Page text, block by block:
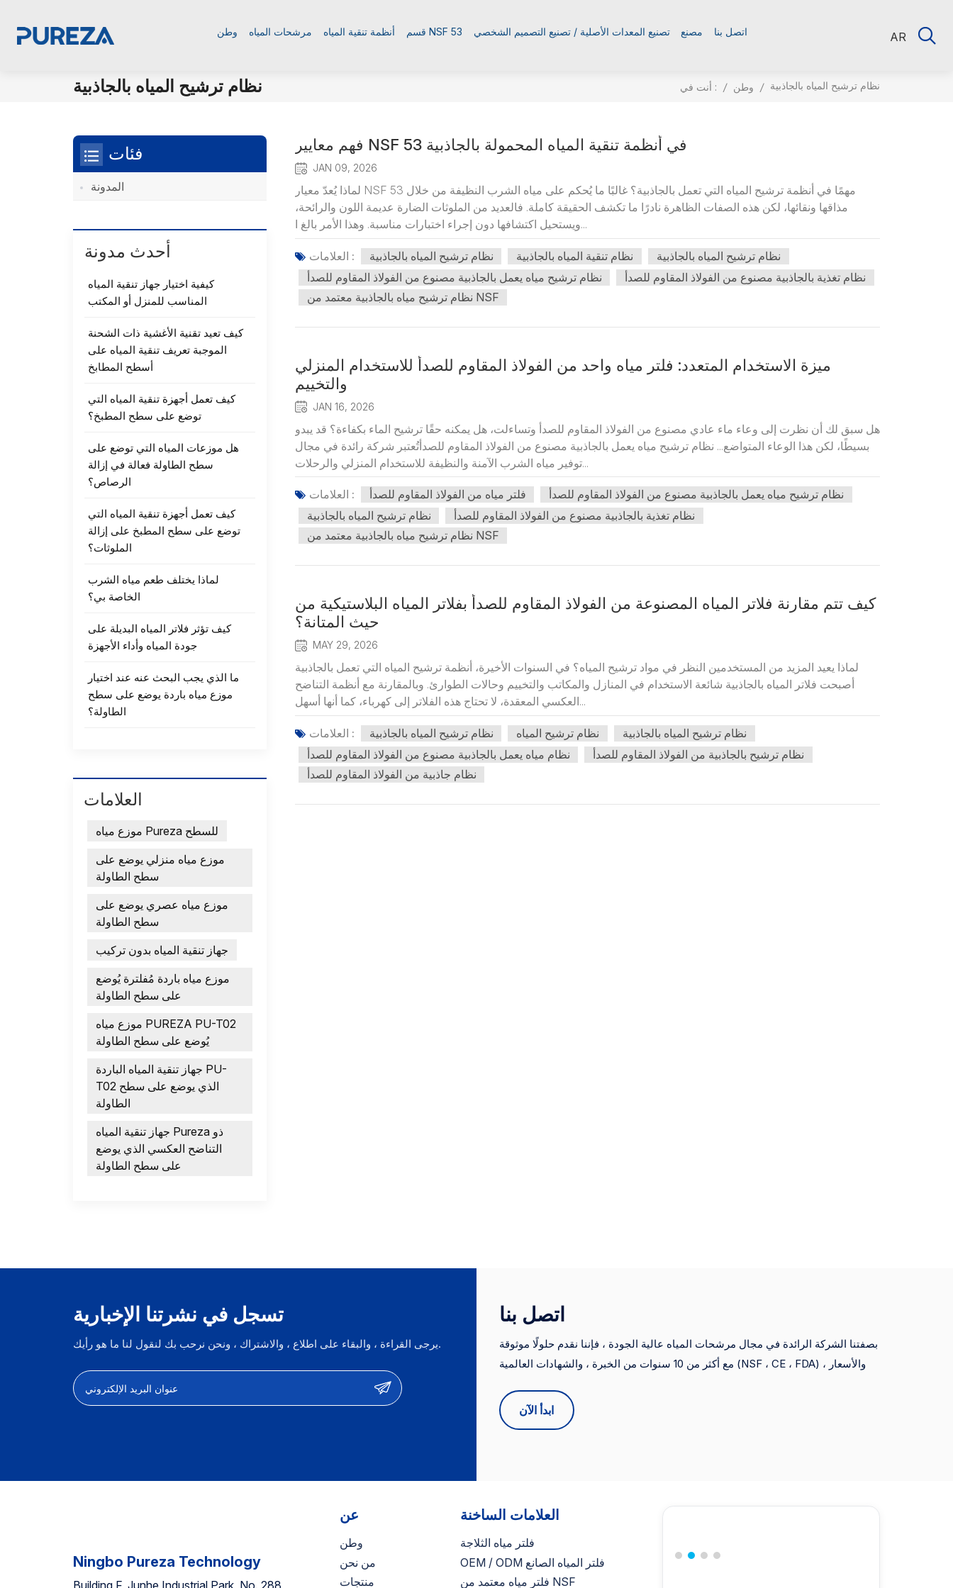
وطن مرشحات المياه أنظمة تنقية المياه قسم NSF 53 تصنيع المعدات الأصلية / تصنيع التصميم الشخصي مصنع اتصل بنا AR
نظام ترشيح المياه بالجاذبية أنت في : / وطن / نظام ترشيح المياه بالجاذبية
فهم معايير NSF 53 في أنظمة تنقية المياه المحمولة بالجاذبية
JAN 09, 2026
لماذا يُعدّ معيار NSF 53 مهمًا في أنظمة ترشيح المياه التي تعمل بالجاذبية؟ غالبًا ما يُحكم على مياه الشرب النظيفة من خلال
مذاقها ونقائها، لكن هذه الصفات الظاهرة نادرًا ما تكشف الحقيقة كاملة. فالعديد من الملوثات الضارة عديمة اللون والرائحة،
ويستحيل اكتشافها دون إجراء اختبارات مناسبة. وهذا الأمر بالغ ا...
العلامات : نظام ترشيح المياه بالجاذبية نظام تنقية المياه بالجاذبية
نظام ترشيح المياه بالجاذبية
نظام ترشيح مياه يعمل بالجاذبية مصنوع من الفولاذ المقاوم للصدأ
نظام تغذية بالجاذبية مصنوع من الفولاذ المقاوم للصدأ
نظام ترشيح مياه بالجاذبية معتمد من NSF
ميزة الاستخدام المتعدد: فلتر مياه واحد من الفولاذ المقاوم للصدأ للاستخدام المنزلي
والتخييم
JAN 16, 2026
هل سبق لك أن نظرت إلى وعاء ماء عادي مصنوع من الفولاذ المقاوم للصدأ وتساءلت، هل يمكنه حقًا ترشيح الماء بكفاءة؟ قد يبدو
بسيطًا، لكن هذا الوعاء المتواضع... نظام ترشيح مياه يعمل بالجاذبية مصنوع من الفولاذ المقاوم للصدأتُعتبر شركة رائدة في مجال
توفير مياه الشرب الآمنة والنظيفة للاستخدام المنزلي والرحلات...
العلامات : فلتر مياه من الفولاذ المقاوم للصدأ
نظام ترشيح مياه يعمل بالجاذبية مصنوع من الفولاذ المقاوم للصدأ
نظام ترشيح المياه بالجاذبية
نظام تغذية بالجاذبية مصنوع من الفولاذ المقاوم للصدأ
نظام ترشيح مياه بالجاذبية معتمد من NSF
كيف تتم مقارنة فلاتر المياه المصنوعة من الفولاذ المقاوم للصدأ بفلاتر المياه البلاستيكية من
حيث المتانة؟
MAY 29, 2026
لماذا يعيد المزيد من المستخدمين النظر في مواد ترشيح المياه؟ في السنوات الأخيرة، أنظمة ترشيح المياه التي تعمل بالجاذبية
أصبحت فلاتر المياه بالجاذبية شائعة الاستخدام في المنازل والمكاتب والتخييم وحالات الطوارئ. وبالمقارنة مع أنظمة التناضح
العكسي المعقدة، لا تحتاج هذه الفلاتر إلى كهرباء، كما أنها أسهل...
العلامات : نظام ترشيح المياه بالجاذبية نظام ترشيح المياه
نظام ترشيح المياه بالجاذبية
نظام مياه يعمل بالجاذبية مصنوع من الفولاذ المقاوم للصدأ
نظام ترشيح بالجاذبية من الفولاذ المقاوم للصدأ
نظام جاذبية من الفولاذ المقاوم للصدأ
فئات
المدونة
أحدث مدونة
كيفية اختيار جهاز تنقية المياه
المناسب للمنزل أو المكتب
كيف تعيد تقنية الأغشية ذات الشحنة
الموجبة تعريف تنقية المياه على
أسطح المطابخ
كيف تعمل أجهزة تنقية المياه التي
توضع على سطح المطبخ؟
هل موزعات المياه التي توضع على
سطح الطاولة فعالة في إزالة
الرصاص؟
كيف تعمل أجهزة تنقية المياه التي
توضع على سطح المطبخ على إزالة
الملوثات؟
لماذا يختلف طعم مياه الشرب
الخاصة بي؟
كيف تؤثر فلاتر المياه البديلة على
جودة المياه وأداء الأجهزة
ما الذي يجب البحث عنه عند اختيار
موزع مياه باردة يوضع على سطح
الطاولة؟
العلامات
موزع مياه Pureza للسطح
موزع مياه منزلي يوضع على
سطح الطاولة
موزع مياه عصري يوضع على
سطح الطاولة
جهاز تنقية المياه بدون تركيب
موزع مياه باردة مُفلترة يُوضع
على سطح الطاولة
موزع مياه PUREZA PU-T02
يُوضع على سطح الطاولة
جهاز تنقية المياه الباردة PU-
T02 الذي يوضع على سطح
الطاولة
جهاز تنقية المياه Pureza ذو
التناضح العكسي الذي يوضع
على سطح الطاولة
تسجل في نشرتنا الإخبارية
يرجى القراءة ، والبقاء على اطلاع ، والاشتراك ، ونحن نرحب بك لنقول لنا ما هو رأيك.
اتصل بنا
بصفتنا الشركة الرائدة في مجال مرشحات المياه عالية الجودة ، فإننا نقدم حلولًا موثوقة
مع أكثر من 10 سنوات من الخبرة ، والشهادات العالمية (NSF ، CE ، FDA) ، والأسعار
ابدأ الآن
Ningbo Pureza Technology
Building F, Junhe Industrial Park, No. 288
عن
وطن
من نحن
منتجات
العلامات الساخنة
فلتر مياه الثلاجة
OEM / ODM فلتر المياه الصانع
فلتر مياه معتمد من NSF